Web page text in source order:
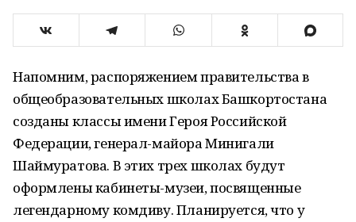
Напомним, распоряжением правительства в
общеобразовательных школах Башкортостана
созданы классы имени Героя Российской
Федерации, генерал-майора Минигали
Шаймуратова. В этих трех школах будут
оформлены кабинеты-музеи, посвященные
легендарному комдиву. Планируется, что у